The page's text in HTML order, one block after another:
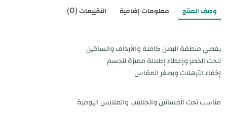
وصف المنتج معلومات إضافية التقييمات (0)
يغطي منطقة البطن كاملة والأرداف والساقين
لنحت الخصر وإعطاء إطلالة مميزة للجسم
إخفاء الترهلات ويصغر المقاس
مناسب تحت الفساتين والجلابيب والملابس اليومية